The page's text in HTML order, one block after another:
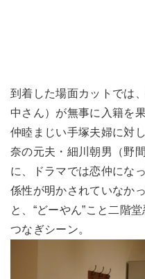
到着した場面カットでは
中さん）が無事に入籍を
仲睦まじい手塚夫婦に対
奈の元夫・細川朝男（野
に、ドラマでは恋仲にな
係性が明かされていなか
と、“どーやん”こと二階
つなぎシーン。